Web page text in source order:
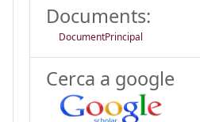
Documents:
DocumentPrincipal
Cerca a google